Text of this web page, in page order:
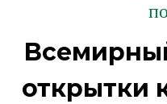
открытки